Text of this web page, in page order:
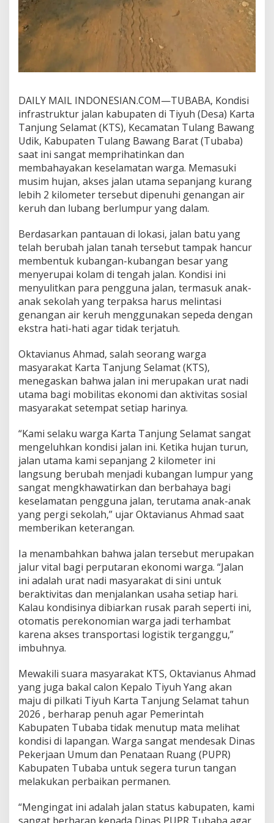
n
e
a
m
a
t
T
b
a
b
a
B
e
u
b
a
h
J
a
d
i
K
a
n
g
a
L
m
p
u
DAILY MAIL INDONESIAN.COM—TUBABA, Kondisi
infrastruktur jalan kabupaten di Tiyuh (Desa) Karta
Tanjung Selamat (KTS), Kecamatan Tulang Bawang
Udik, Kabupaten Tulang Bawang Barat (Tubaba)
saat ini sangat memprihatinkan dan
membahayakan keselamatan warga. Memasuki
musim hujan, akses jalan utama sepanjang kurang
lebih 2 kilometer tersebut dipenuhi genangan air
keruh dan lubang berlumpur yang dalam.
Berdasarkan pantauan di lokasi, jalan batu yang
telah berubah jalan tanah tersebut tampak hancur
membentuk kubangan-kubangan besar yang
menyerupai kolam di tengah jalan. Kondisi ini
menyulitkan para pengguna jalan, termasuk anak-
anak sekolah yang terpaksa harus melintasi
genangan air keruh menggunakan sepeda dengan
ekstra hati-hati agar tidak terjatuh.
Oktavianus Ahmad, salah seorang warga
masyarakat Karta Tanjung Selamat (KTS),
menegaskan bahwa jalan ini merupakan urat nadi
utama bagi mobilitas ekonomi dan aktivitas sosial
masyarakat setempat setiap harinya.
“Kami selaku warga Karta Tanjung Selamat sangat
mengeluhkan kondisi jalan ini. Ketika hujan turun,
jalan utama kami sepanjang 2 kilometer ini
langsung berubah menjadi kubangan lumpur yang
sangat mengkhawatirkan dan berbahaya bagi
keselamatan pengguna jalan, terutama anak-anak
yang pergi sekolah,” ujar Oktavianus Ahmad saat
memberikan keterangan.
Ia menambahkan bahwa jalan tersebut merupakan
jalur vital bagi perputaran ekonomi warga. “Jalan
ini adalah urat nadi masyarakat di sini untuk
beraktivitas dan menjalankan usaha setiap hari.
Kalau kondisinya dibiarkan rusak parah seperti ini,
otomatis perekonomian warga jadi terhambat
karena akses transportasi logistik terganggu,”
imbuhnya.
Mewakili suara masyarakat KTS, Oktavianus Ahmad
yang juga bakal calon Kepalo Tiyuh Yang akan
maju di pilkati Tiyuh Karta Tanjung Selamat tahun
2026 , berharap penuh agar Pemerintah
Kabupaten Tubaba tidak menutup mata melihat
kondisi di lapangan. Warga sangat mendesak Dinas
Pekerjaan Umum dan Penataan Ruang (PUPR)
Kabupaten Tubaba untuk segera turun tangan
melakukan perbaikan permanen.
“Mengingat ini adalah jalan status kabupaten, kami